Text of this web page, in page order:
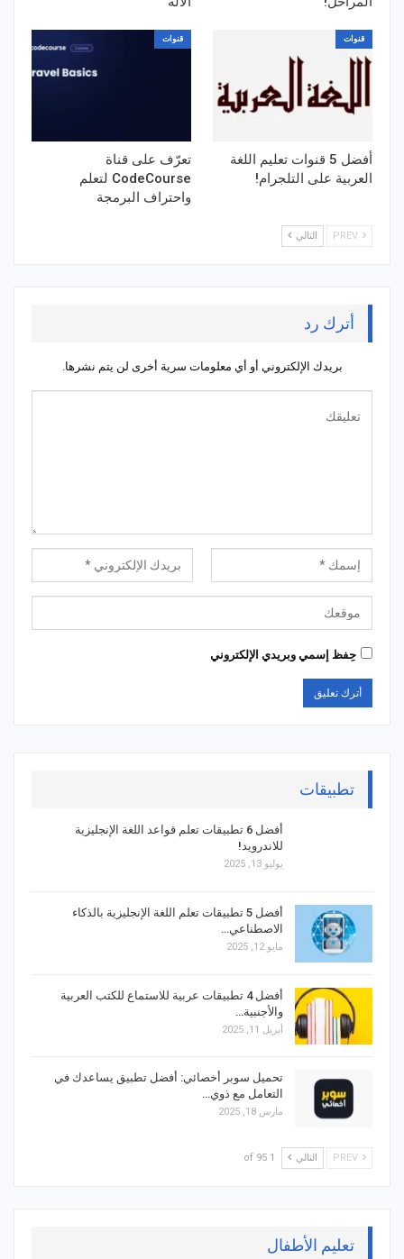
قنوات
أفضل 5 قنوات تعليم اللغة
العربية على التلجرام!
قنوات
تعرّف على قناة
CodeCourse لتعلم
واحتراف البرمجة
التالي
أترك رد
بريدك الإلكتروني أو أي معلومات سرية أخرى لن يتم نشرها.
حِفظ إسمي وبريدي الإلكتروني
تطبيقات
أفضل 6 تطبيقات تعلم قواعد اللغة الإنجليزية
للاندرويد!
يوليو 13, 2025
أفضل 5 تطبيقات تعلم اللغة الإنجليزية بالذكاء
الاصطناعي…
مايو 12, 2025
أفضل 4 تطبيقات عربية للاستماع للكتب العربية
والأجنبية…
أبريل 11, 2025
تحميل سوبر أخصائي: أفضل تطبيق يساعدك في
التعامل مع ذوي…
مارس 18, 2025
التالي 1 of 95
تعليم الأطفال